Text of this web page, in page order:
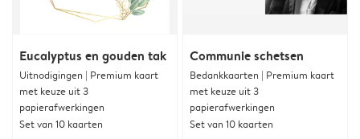
Eucalyptus en gouden tak
Uitnodigingen | Premium kaart
met keuze uit 3
papierafwerkingen
Set van 10 kaarten
Communie schetsen
Bedankkaarten | Premium kaart
met keuze uit 3
papierafwerkingen
Set van 10 kaarten